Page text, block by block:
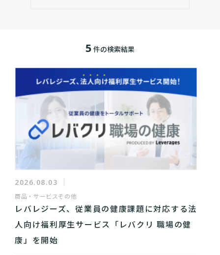
5 件の検索結果
2026.08.03
商品・サービスその他
レバレジーズ、従業員の健康課題に対応する法
人向け福利厚生サービス「レバクリ 職場の健
康」を開始